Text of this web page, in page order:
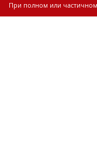
При полном или частичном